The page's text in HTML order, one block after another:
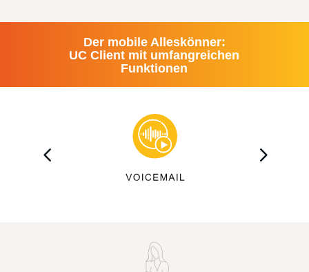
Der mobile Alleskönner:
UC Client mit umfangreichen
Funktionen